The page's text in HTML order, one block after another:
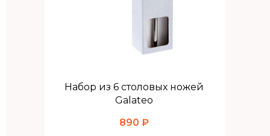
Набор из 6 столовых ножей
Galateo
890 ₽